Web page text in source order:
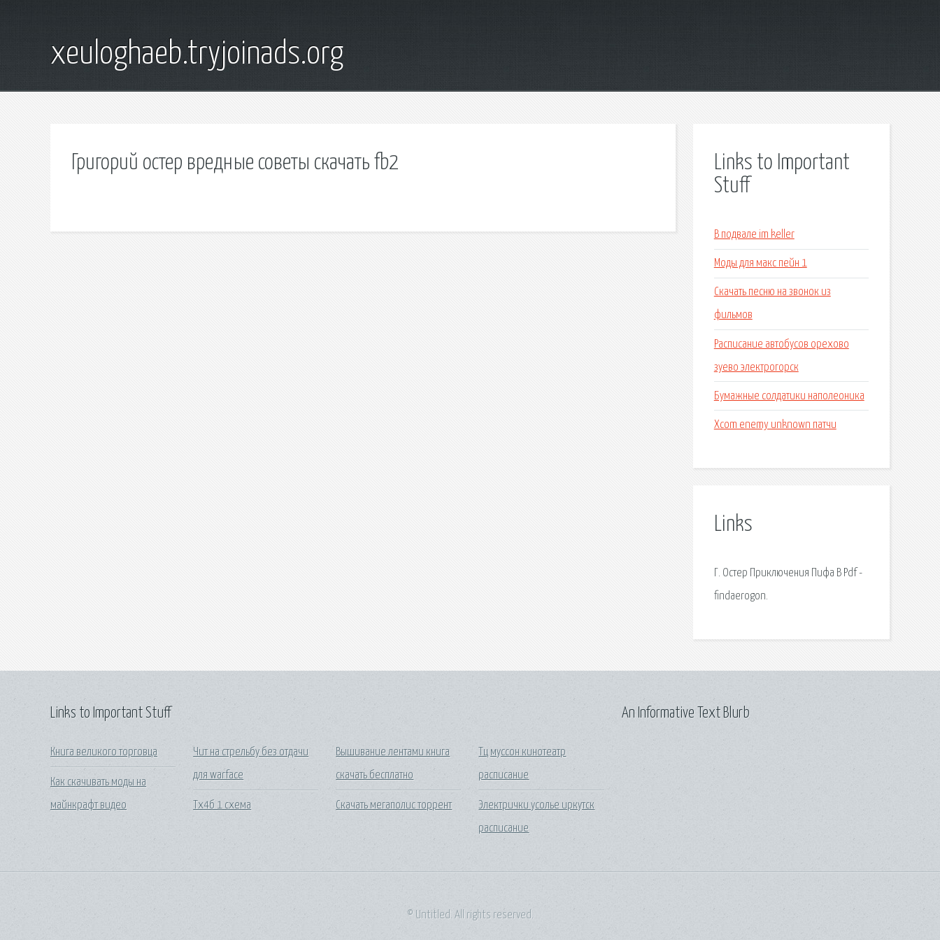
xeuloghaeb.tryjoinads.org
Григорий остер вредные советы скачать fb2
Links to Important
Stuff
В подвале im keller
Моды для макс пейн 1
Скачать песню на звонок из
фильмов
Расписание автобусов орехово
зуево электрогорск
Бумажные солдатики наполеоника
Xcom enemy unknown патчи
Links
Г. Остер Приключения Пифа В Pdf -
findaerogon.
Links to Important Stuff
Книга великого торговца
Как скачивать моды на
майнкрафт видео
Чит на стрельбу без отдачи
для warface
Тх4б 1 схема
Вышивание лентами книга
скачать бесплатно
Скачать мегаполис торрент
Тц муссон кинотеатр
расписание
Электрички усолье иркутск
расписание
An Informative Text Blurb
© Untitled. All rights reserved.